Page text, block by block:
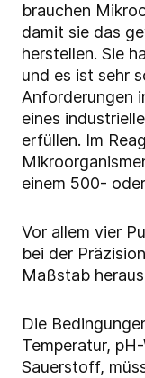
brauchen
damit sie das
herstellen. Sie
und es ist sehr
Anforderungen
eines
erfüllen. Im
einem 500-
Vor allem vier
bei der
Maßstab
Die
Temperatur,
Sauerstoff,